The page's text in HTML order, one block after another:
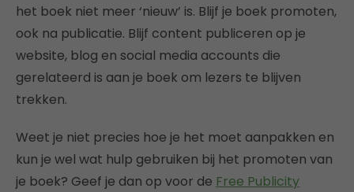
het boek niet meer ‘nieuw’ is. Blijf je boek promoten,
ook na publicatie. Blijf content publiceren op je
website, blog en social media accounts die
gerelateerd is aan je boek om lezers te blijven
trekken.
Weet je niet precies hoe je het moet aanpakken en
kun je wel wat hulp gebruiken bij het promoten van
je boek? Geef je dan op voor de Free Publicity